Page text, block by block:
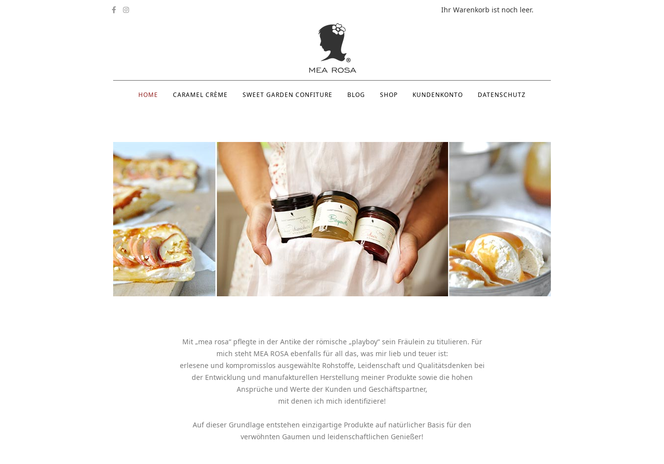
Ihr Warenkorb ist noch leer.
HOME CARAMEL CRÈME SWEET GARDEN CONFITURE BLOG SHOP KUNDENKONTO DATENSCHUTZ
Mit „mea rosa“ pflegte in der Antike der römische „playboy“ sein Fräulein zu titulieren. Für
mich steht MEA ROSA ebenfalls für all das, was mir lieb und teuer ist:
erlesene und kompromisslos ausgewählte Rohstoffe, Leidenschaft und Qualitätsdenken bei
der Entwicklung und manufakturellen Herstellung meiner Produkte sowie die hohen
Ansprüche und Werte der Kunden und Geschäftspartner,
mit denen ich mich identifiziere!
Auf dieser Grundlage entstehen einzigartige Produkte auf natürlicher Basis für den
verwöhnten Gaumen und leidenschaftlichen Genießer!